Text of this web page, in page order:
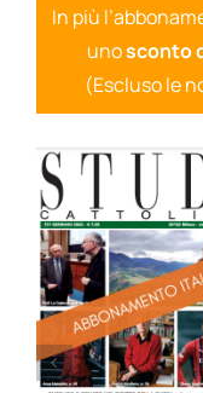
In più
unosconto
(Escluso le